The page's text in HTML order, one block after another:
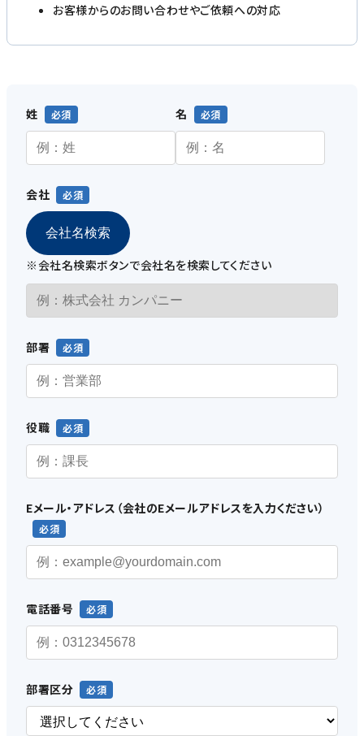
お客様からのお問い合わせやご依頼への対応
姓 名
会社
会社名検索
※会社名検索ボタンで会社名を検索してください
部署
役職
Eメール・アドレス（会社のEメールアドレスを入力ください）
電話番号
部署区分